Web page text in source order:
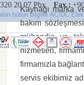
Kaynağı marka
bakım
mühendis ve
hizmetleri,
firmamızla
servis ekibimiz
20 07 Pbx Fax :
bütün bilgiler AC/DC